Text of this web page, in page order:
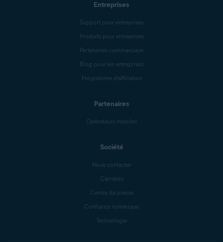
Entreprises
Support pour entreprises
Produits pour entreprises
Partenaires commerciaux
Blog pour les entreprises
Programme d’affiliation
Partenaires
Opérateurs mobiles
Société
Nous contacter
Carrières
Centre de presse
Confiance numérique
Technologie